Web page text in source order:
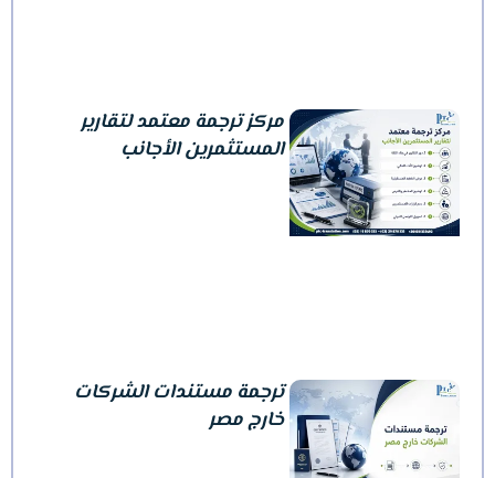
مركز ترجمة معتمد لتقارير
المستثمرين الأجانب
ترجمة مستندات الشركات
خارج مصر